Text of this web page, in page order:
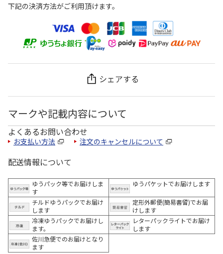
下記の決済方法がご利用頂けます。
シェアする
マークや記載内容について
よくあるお問い合わせ
お支払い方法 注文のキャンセルについて
配送情報について
ゆうパック等でお届けしま
す
ゆうパケットでお届けします
チルドゆうパックでお届け
します
定形外郵便(簡易書留)でお届
けします
冷凍ゆうパックでお届けし
ます。
レターパックライトでお届け
します
佐川急便でのお届けとなり
ます